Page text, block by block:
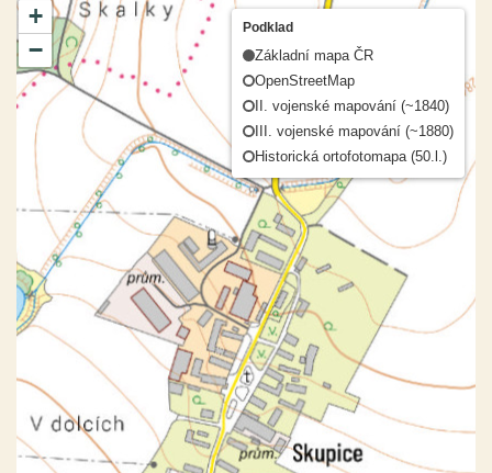
+
−
Podklad
Základní mapa ČR
OpenStreetMap
II. vojenské mapování (~1840)
III. vojenské mapování (~1880)
Historická ortofotomapa (50.l.)